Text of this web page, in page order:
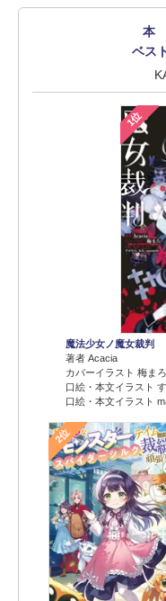
本
ベス
1位
魔法少女ノ魔女裁判
著者 Acacia
カバーイラスト 梅まろ
口絵・本文イラスト
口絵・本文イラスト
2位